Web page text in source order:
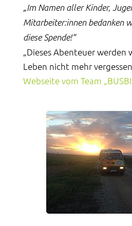
„Im Namen aller Kinder,
Mitarbeiter:innen bedanken
diese Spende!“
„Dieses Abenteuer werden
Leben nicht mehr
Webseite vom Team